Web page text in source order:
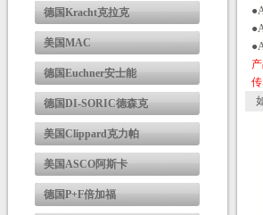
德国Kracht克拉克
美国MAC
德国Euchner安士能
德国DI-SORIC德森克
美国Clippard克力帕
美国ASCO阿斯卡
德国P+F倍加福